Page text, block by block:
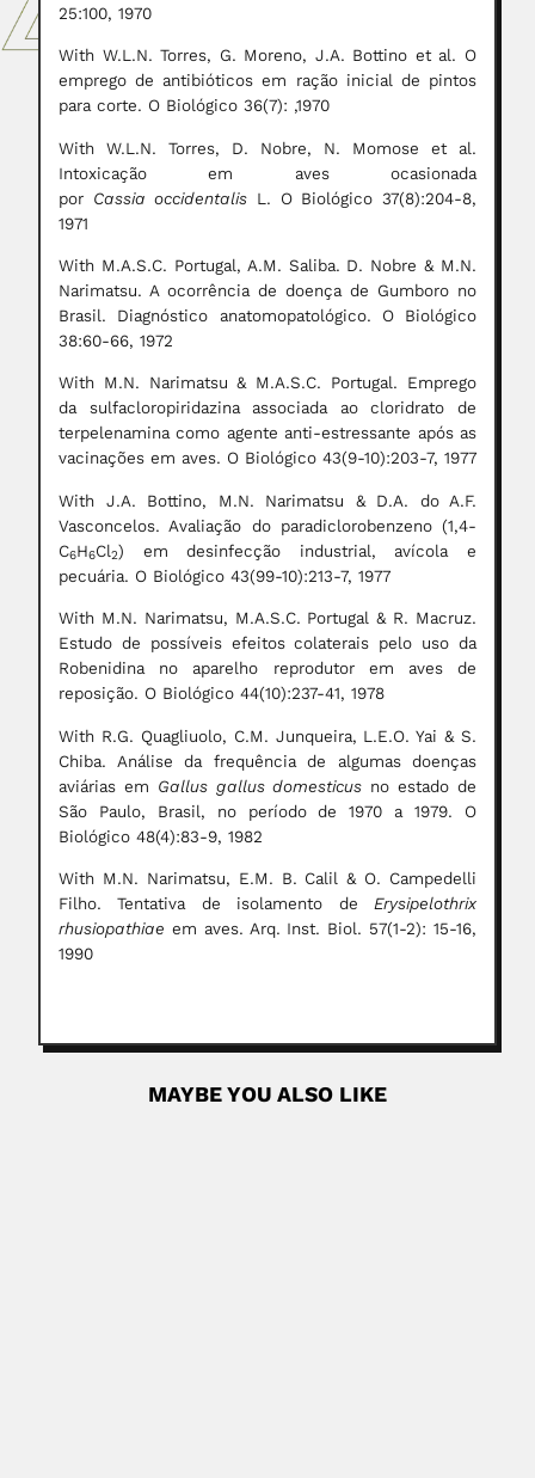
25:100, 1970
With W.L.N. Torres, G. Moreno, J.A. Bottino et al. O
emprego de antibióticos em ração inicial de pintos
para corte. O Biológico 36(7): ,1970
With W.L.N. Torres, D. Nobre, N. Momose et al.
Intoxicação em aves ocasionada
por Cassia occidentalis L. O Biológico 37(8):204-8,
1971
With M.A.S.C. Portugal, A.M. Saliba. D. Nobre & M.N.
Narimatsu. A ocorrência de doença de Gumboro no
Brasil. Diagnóstico anatomopatológico. O Biológico
38:60-66, 1972
With M.N. Narimatsu & M.A.S.C. Portugal. Emprego
da sulfacloropiridazina associada ao cloridrato de
terpelenamina como agente anti-estressante após as
vacinações em aves. O Biológico 43(9-10):203-7, 1977
With J.A. Bottino, M.N. Narimatsu & D.A. do A.F.
Vasconcelos. Avaliação do paradiclorobenzeno (1,4-
C6H6Cl2) em desinfecção industrial, avícola e
pecuária. O Biológico 43(99-10):213-7, 1977
With M.N. Narimatsu, M.A.S.C. Portugal & R. Macruz.
Estudo de possíveis efeitos colaterais pelo uso da
Robenidina no aparelho reprodutor em aves de
reposição. O Biológico 44(10):237-41, 1978
With R.G. Quagliuolo, C.M. Junqueira, L.E.O. Yai & S.
Chiba. Análise da frequência de algumas doenças
aviárias em Gallus gallus domesticus no estado de
São Paulo, Brasil, no período de 1970 a 1979. O
Biológico 48(4):83-9, 1982
With M.N. Narimatsu, E.M. B. Calil & O. Campedelli
Filho. Tentativa de isolamento de Erysipelothrix
rhusiopathiae em aves. Arq. Inst. Biol. 57(1-2): 15-16,
1990
MAYBE YOU ALSO LIKE